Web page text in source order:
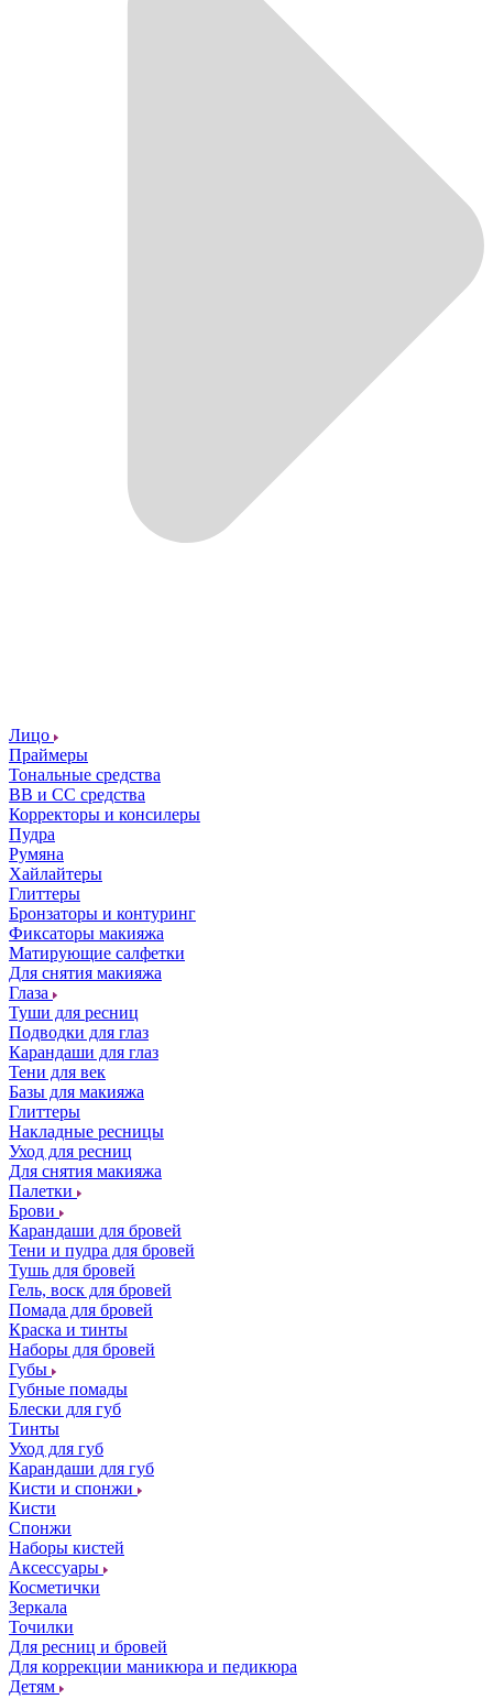
Лицо
Праймеры
Тональные средства
ВВ и СС средства
Корректоры и консилеры
Пудра
Румяна
Хайлайтеры
Глиттеры
Бронзаторы и контуринг
Фиксаторы макияжа
Матирующие салфетки
Для снятия макияжа
Глаза
Туши для ресниц
Подводки для глаз
Карандаши для глаз
Тени для век
Базы для макияжа
Глиттеры
Накладные ресницы
Уход для ресниц
Для снятия макияжа
Палетки
Брови
Карандаши для бровей
Тени и пудра для бровей
Тушь для бровей
Гель, воск для бровей
Помада для бровей
Краска и тинты
Наборы для бровей
Губы
Губные помады
Блески для губ
Тинты
Уход для губ
Карандаши для губ
Кисти и спонжи
Кисти
Спонжи
Наборы кистей
Аксессуары
Косметички
Зеркала
Точилки
Для ресниц и бровей
Для коррекции маникюра и педикюра
Детям